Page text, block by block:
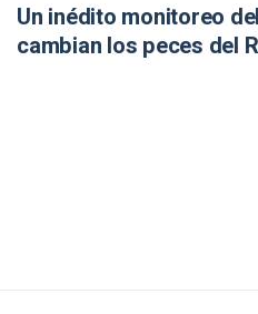
Un inédito monitoreo
cambian los peces del